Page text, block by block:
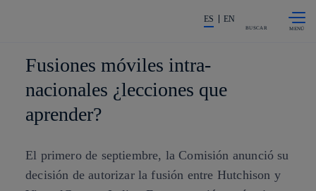
La acción en accionistas e
ES EN
BUSCAR
Fusiones móviles intra-
nacionales ¿lecciones que
aprender?
El primero de septiembre, la Comisión anunció su
decisión de autorizar la fusión entre Hutchison y